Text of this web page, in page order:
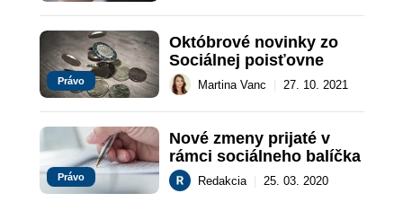
Právo
Októbrové novinky zo
Sociálnej poisťovne
Martina Vanc 27. 10. 2021
Právo
Nové zmeny prijaté v
rámci sociálneho balíčka
Redakcia 25. 03. 2020